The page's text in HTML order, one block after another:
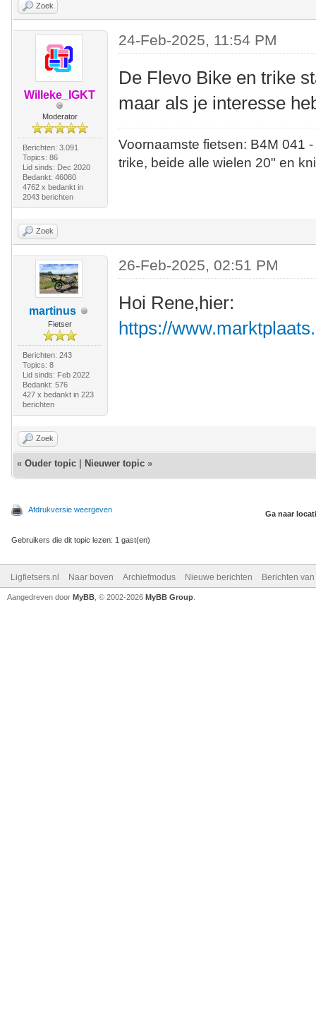
Zoek
Willeke_IGKT
Moderator
Berichten: 3.091
Topics: 86
Lid sinds: Dec 2020
Bedankt: 46080
4762 x bedankt in
2043 berichten
24-Feb-2025, 11:54 PM
De Flevo Bike en trike
maar als je interesse
Voornaamste fietsen: B4M
trike, beide alle wielen 20" en
Zoek
martinus
Fietser
Berichten: 243
Topics: 8
Lid sinds: Feb 2022
Bedankt: 576
427 x bedankt in 223
berichten
26-Feb-2025, 02:51 PM
Hoi Rene,hier:
https://
Zoek
« Ouder topic Nieuwer topic »
Afdrukversie weergeven Ga naar
Gebruikers die dit topic lezen: 1 gast(en)
Ligfietsers.nl Naar boven Archiefmodus Nieuwe berichten Berichten
Aangedreven door MyBB , © 2002-2026 MyBB Group